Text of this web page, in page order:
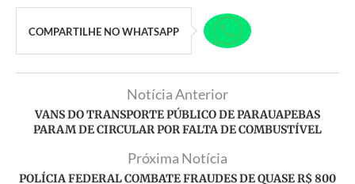
COMPARTILHE NO WHATSAPP
Notícia Anterior
VANS DO TRANSPORTE PÚBLICO DE PARAUAPEBAS
PARAM DE CIRCULAR POR FALTA DE COMBUSTÍVEL
Próxima Notícia
POLÍCIA FEDERAL COMBATE FRAUDES DE QUASE R$ 800